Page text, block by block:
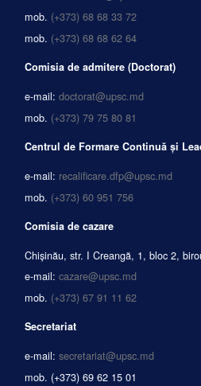
mob. (+373) 68 68 33 72
mob. (+373) 68 68 62 64
Comisia de admitere (Doctorat)
e-mail: doctorat@upsc.md
mob. (+373) 79 75 80 81
Centrul de Formare Continuă și
e-mail: recalificare.dfp@upsc.md
mob. (+373) 60 951 756
Comisia de cazare
Chișinău, str. I Creangă, 1, bloc 2,
e-mail: cazare@upsc.md
mob. (+373) 67 91 11 62
Secretariat
e-mail: secretariat@upsc.md
mob. (+373) 69 62 15 01